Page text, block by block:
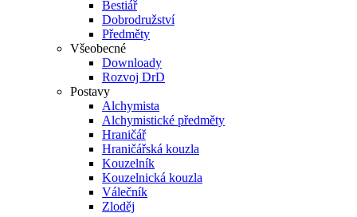
Bestiář
Dobrodružství
Předměty
Všeobecné
Downloady
Rozvoj DrD
Postavy
Alchymista
Alchymistické předměty
Hraničář
Hraničářská kouzla
Kouzelník
Kouzelnická kouzla
Válečník
Zloděj